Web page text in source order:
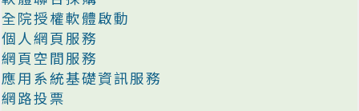
全院授權軟體啟動
個人網頁服務
網頁空間服務
應用系統基礎資訊服務
網路投票